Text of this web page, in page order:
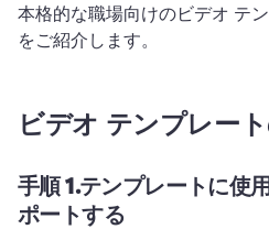
本格的な職場向けのビデオ テ
をご紹介します。
ビデオ テンプレー
手順 1.テンプレートに使
ポートする